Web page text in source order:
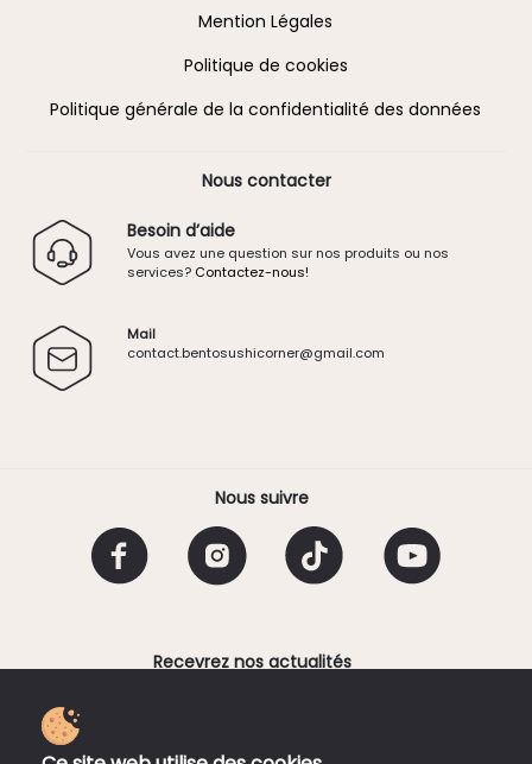
Nous contacter
Besoin d’aide
Vous avez une question sur nos produits ou nos
services? Contactez-nous!
Mail
contact.bentosushicorner@gmail.com
Mention Légales
Politique de cookies
Politique générale de la confidentialité des données
Recevrez nos actualités
Email
Nous suivre